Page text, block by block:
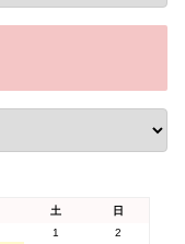
土
日
1
2